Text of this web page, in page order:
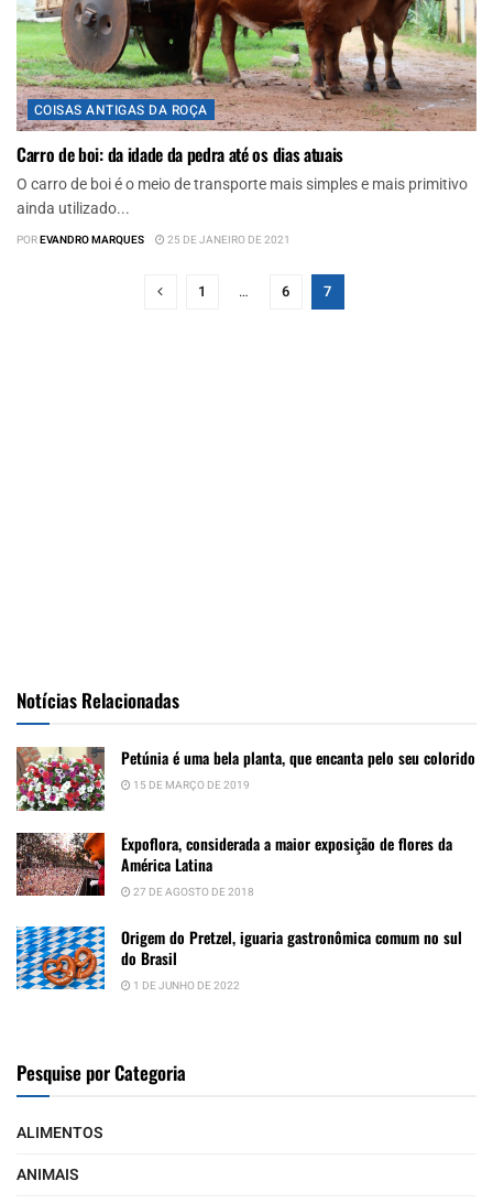
COISAS ANTIGAS DA ROÇA
Carro de boi: da idade da pedra até os dias atuais
O carro de boi é o meio de transporte mais simples e mais primitivo
ainda utilizado...
POREVANDRO MARQUES 25 DE JANEIRO DE 2021
1 … 6 7
Notícias Relacionadas
Petúnia é uma bela planta, que encanta pelo seu colorido
15 DE MARÇO DE 2019
Expoflora, considerada a maior exposição de flores da
América Latina
27 DE AGOSTO DE 2018
Origem do Pretzel, iguaria gastronômica comum no sul
do Brasil
1 DE JUNHO DE 2022
Pesquise por Categoria
ALIMENTOS
ANIMAIS